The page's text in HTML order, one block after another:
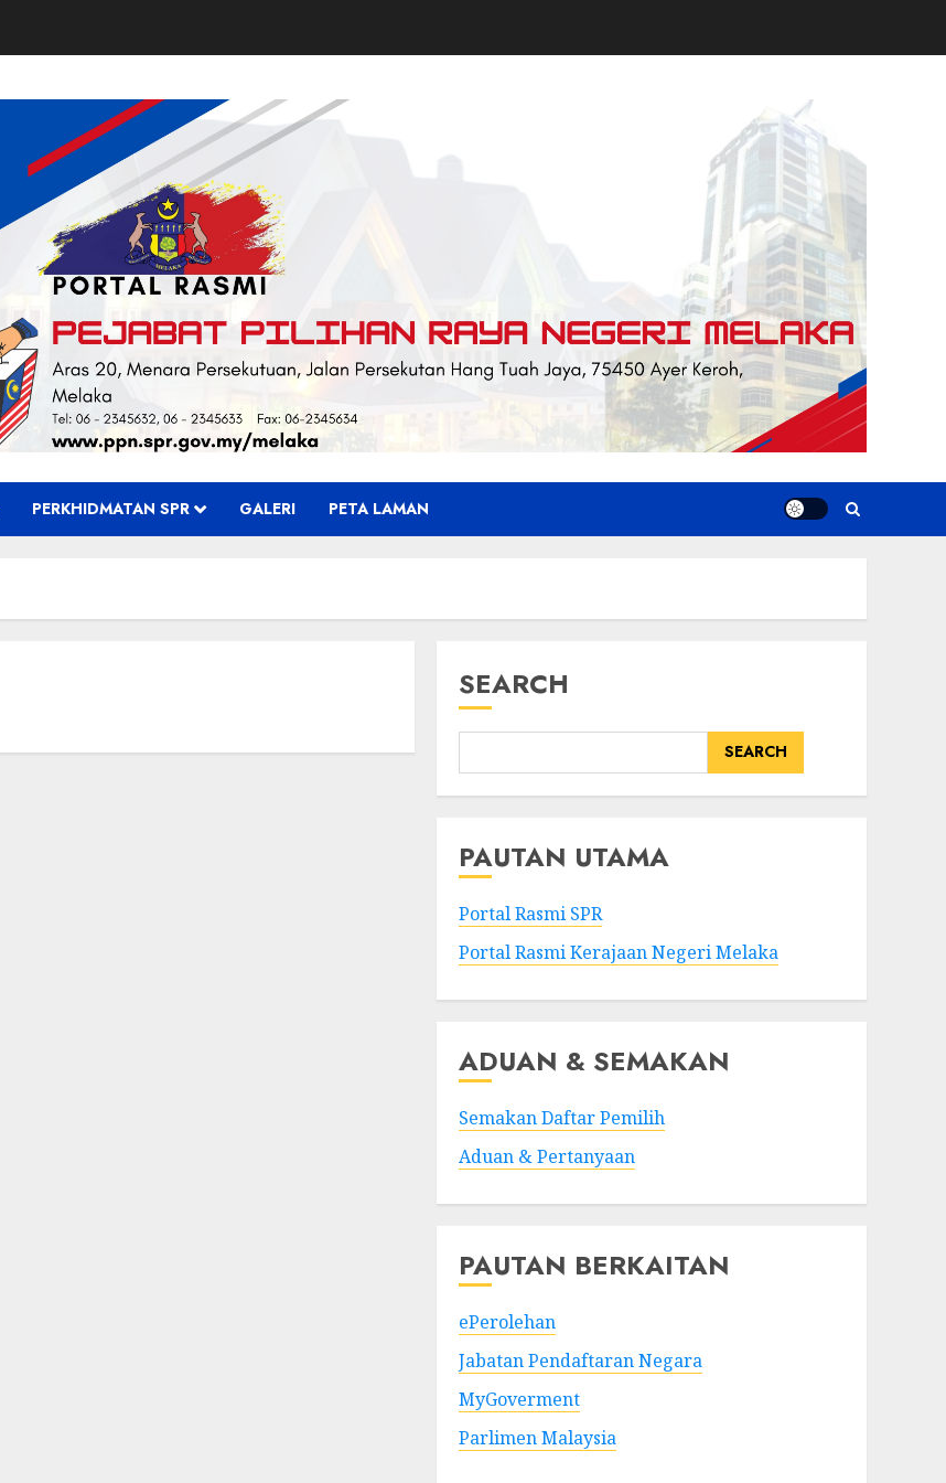
PERKHIDMATAN SPR GALERI PETA LAMAN
SEARCH
SEARCH
PAUTAN UTAMA
Portal Rasmi SPR
Portal Rasmi Kerajaan Negeri Melaka
ADUAN & SEMAKAN
Semakan Daftar Pemilih
Aduan & Pertanyaan
PAUTAN BERKAITAN
ePerolehan
Jabatan Pendaftaran Negara
MyGoverment
Parlimen Malaysia